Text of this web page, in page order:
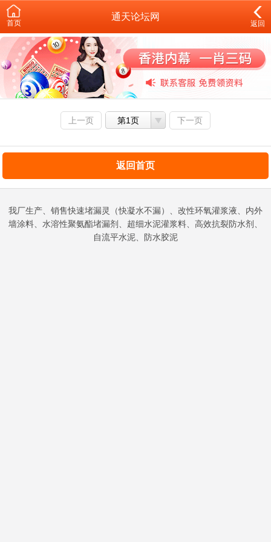
首页
通天论坛网
返回
上一页 第1页 下一页
返回首页
我厂生产、销售快速堵漏灵（快凝水不漏）、改性环氧灌浆液、内外
墙涂料、水溶性聚氨酯堵漏剂、超细水泥灌浆料、高效抗裂防水剂、
自流平水泥、防水胶泥